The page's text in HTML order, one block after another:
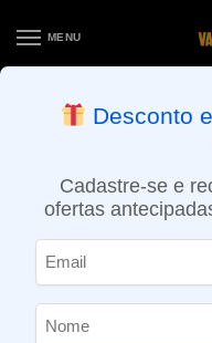
MENU
APROVADOS
Chá Verde
Desconto
Cadastre-se e
ofertas